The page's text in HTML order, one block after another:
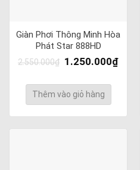
Giàn Phơi Thông Minh Hòa
Phát Star 888HD
2.550.000₫ 1.250.000₫
Thêm vào giỏ hàng